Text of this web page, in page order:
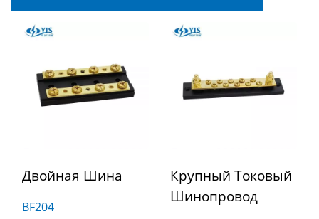
Двойная Шина
BF204
Крупный Токовый
Шинопровод